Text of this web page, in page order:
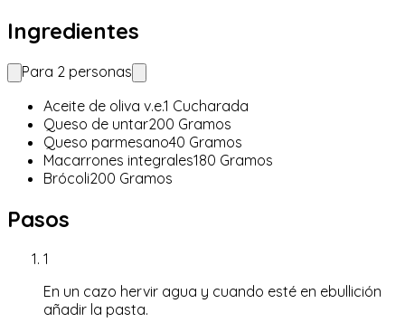
Ingredientes
Para 2 personas
Aceite de oliva v.e.1 Cucharada
Queso de untar200 Gramos
Queso parmesano40 Gramos
Macarrones integrales180 Gramos
Brócoli200 Gramos
Pasos
1
En un cazo hervir agua y cuando esté en ebullición
añadir la pasta.